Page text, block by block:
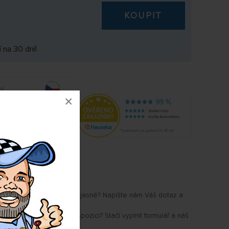
×
KOUPIT
na 30 dní!
Vám některé parametry jasné? Napište nám Váš dotaz a
kdy produkt bude k dispozici? Stačí vyplnit formulář a náš